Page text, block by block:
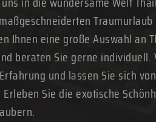
Traumurlaub
Ihnen eine große Auswahl an
beraten Sie gerne individuell.
und lassen Sie sich
Sie die exotische